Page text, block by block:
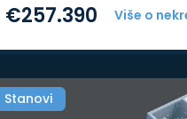
Više o
€257.390
Stanovi